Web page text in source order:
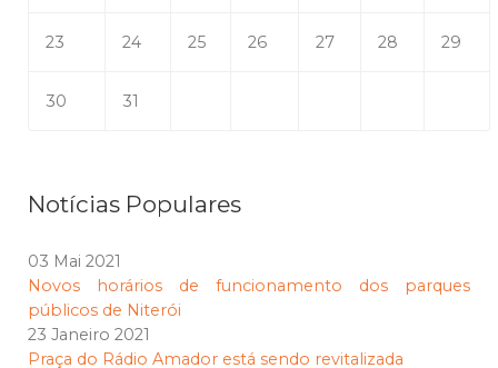
23 24 25 26 27 28 29
30 31
Notícias Populares
03 Mai 2021
Novos horários de funcionamento dos parques
públicos de Niterói
23 Janeiro 2021
Praça do Rádio Amador está sendo revitalizada